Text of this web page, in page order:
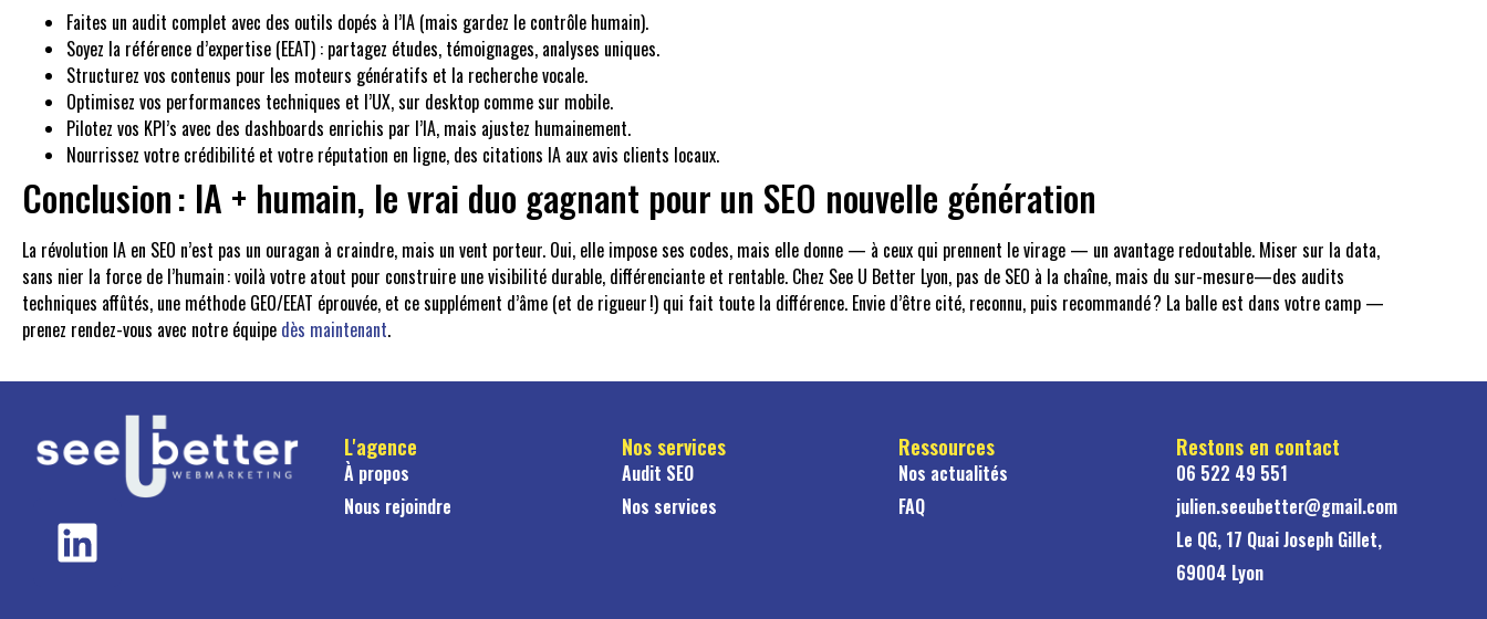
Faites un audit complet avec des outils dopés à l’IA (mais gardez le contrôle humain).
Soyez la référence d’expertise (EEAT) : partagez études, témoignages, analyses uniques.
Structurez vos contenus pour les moteurs génératifs et la recherche vocale.
Optimisez vos performances techniques et l’UX, sur desktop comme sur mobile.
Pilotez vos KPI’s avec des dashboards enrichis par l’IA, mais ajustez humainement.
Nourrissez votre crédibilité et votre réputation en ligne, des citations IA aux avis clients locaux.
Conclusion : IA + humain, le vrai duo gagnant pour un SEO nouvelle génération
La révolution IA en SEO n’est pas un ouragan à craindre, mais un vent porteur. Oui, elle impose ses codes, mais elle donne — à ceux qui prennent le virage — un avantage redoutable. Miser sur la data,
sans nier la force de l’humain : voilà votre atout pour construire une visibilité durable, différenciante et rentable. Chez See U Better Lyon, pas de SEO à la chaîne, mais du sur-mesure—des audits
techniques affûtés, une méthode GEO/EEAT éprouvée, et ce supplément d’âme (et de rigueur !) qui fait toute la différence. Envie d’être cité, reconnu, puis recommandé ? La balle est dans votre camp —
prenez rendez-vous avec notre équipe dès maintenant.
L'agence
À propos
Nous rejoindre
Nos services
Audit SEO
Nos services
Ressources
Nos actualités
FAQ
Restons en contact
06 522 49 551
julien.seeubetter@gmail.com
Le QG, 17 Quai Joseph Gillet,
69004 Lyon